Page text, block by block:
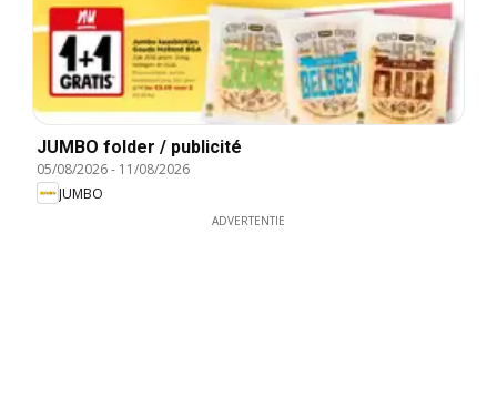
JUMBO folder / publicité
05/08/2026- 11/08/2026
JUMBO
ADVERTENTIE